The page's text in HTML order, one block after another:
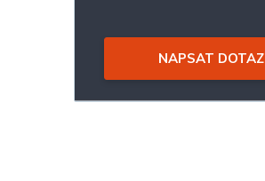
NAPSAT DOTAZ